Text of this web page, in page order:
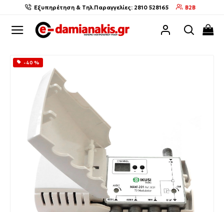
Εξυπηρέτηση & Τηλ.Παραγγελίες: 2810 528165 B2B
-40 %